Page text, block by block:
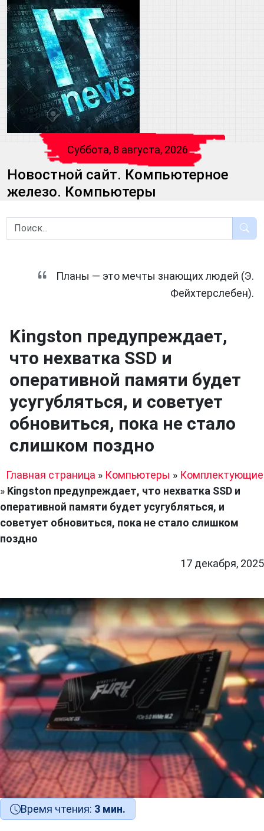
Суббота, 8 августа, 2026
Новостной сайт. Компьютерное
железо. Компьютеры
Планы — это мечты знающих людей (Э.
Фейхтерслебен).
Kingston предупреждает,
что нехватка SSD и
оперативной памяти будет
усугубляться, и советует
обновиться, пока не стало
слишком поздно
Главная страница » Компьютеры » Комплектующие
» Kingston предупреждает, что нехватка SSD и
оперативной памяти будет усугубляться, и
советует обновиться, пока не стало слишком
поздно
17 декабря, 2025
Время чтения: 3 мин.